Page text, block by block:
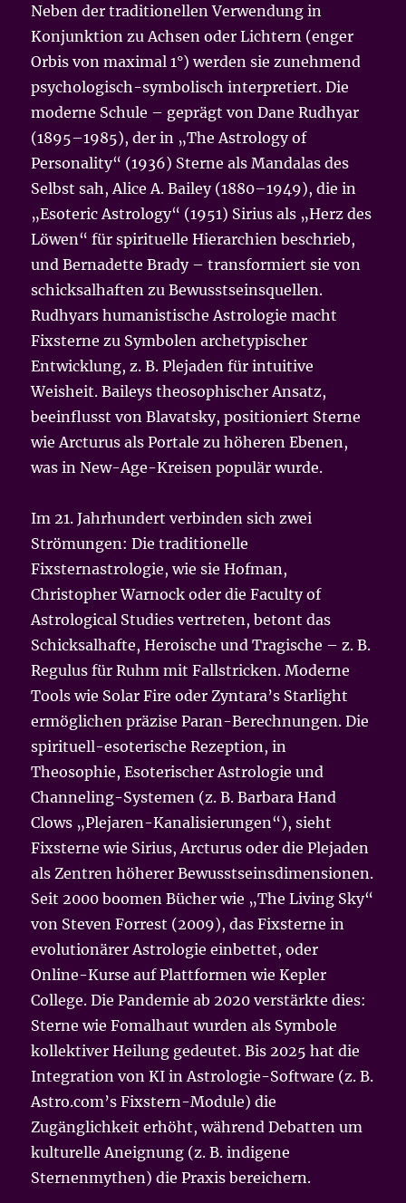
Neben der traditionellen Verwendung in
Konjunktion zu Achsen oder Lichtern (enger
Orbis von maximal 1°) werden sie zunehmend
psychologisch-symbolisch interpretiert. Die
moderne Schule – geprägt von Dane Rudhyar
(1895–1985), der in „The Astrology of
Personality“ (1936) Sterne als Mandalas des
Selbst sah, Alice A. Bailey (1880–1949), die in
„Esoteric Astrology“ (1951) Sirius als „Herz des
Löwen“ für spirituelle Hierarchien beschrieb,
und Bernadette Brady – transformiert sie von
schicksalhaften zu Bewusstseinsquellen.
Rudhyars humanistische Astrologie macht
Fixsterne zu Symbolen archetypischer
Entwicklung, z. B. Plejaden für intuitive
Weisheit. Baileys theosophischer Ansatz,
beeinflusst von Blavatsky, positioniert Sterne
wie Arcturus als Portale zu höheren Ebenen,
was in New-Age-Kreisen populär wurde.
Im 21. Jahrhundert verbinden sich zwei
Strömungen: Die traditionelle
Fixsternastrologie, wie sie Hofman,
Christopher Warnock oder die Faculty of
Astrological Studies vertreten, betont das
Schicksalhafte, Heroische und Tragische – z. B.
Regulus für Ruhm mit Fallstricken. Moderne
Tools wie Solar Fire oder Zyntara’s Starlight
ermöglichen präzise Paran-Berechnungen. Die
spirituell-esoterische Rezeption, in
Theosophie, Esoterischer Astrologie und
Channeling-Systemen (z. B. Barbara Hand
Clows „Plejaren-Kanalisierungen“), sieht
Fixsterne wie Sirius, Arcturus oder die Plejaden
als Zentren höherer Bewusstseinsdimensionen.
Seit 2000 boomen Bücher wie „The Living Sky“
von Steven Forrest (2009), das Fixsterne in
evolutionärer Astrologie einbettet, oder
Online-Kurse auf Plattformen wie Kepler
College. Die Pandemie ab 2020 verstärkte dies:
Sterne wie Fomalhaut wurden als Symbole
kollektiver Heilung gedeutet. Bis 2025 hat die
Integration von KI in Astrologie-Software (z. B.
Astro.com’s Fixstern-Module) die
Zugänglichkeit erhöht, während Debatten um
kulturelle Aneignung (z. B. indigene
Sternenmythen) die Praxis bereichern.